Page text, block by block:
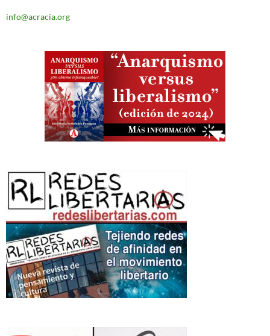
info@acracia.org